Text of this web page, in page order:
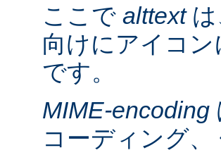
ここで alttextは
向けにアイコ
です。
MIME-encoding
コーディング、